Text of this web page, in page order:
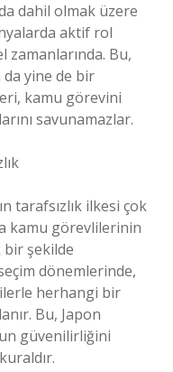
dahil olmak üzere
aktif rol
zamanlarında. Bu,
da yine de bir
kamu görevini
savunamazlar.
tarafsızlık ilkesi çok
kamu görevlilerinin
bir şekilde
dönemlerinde,
herhangi bir
Bu, Japon
güvenilirliğini